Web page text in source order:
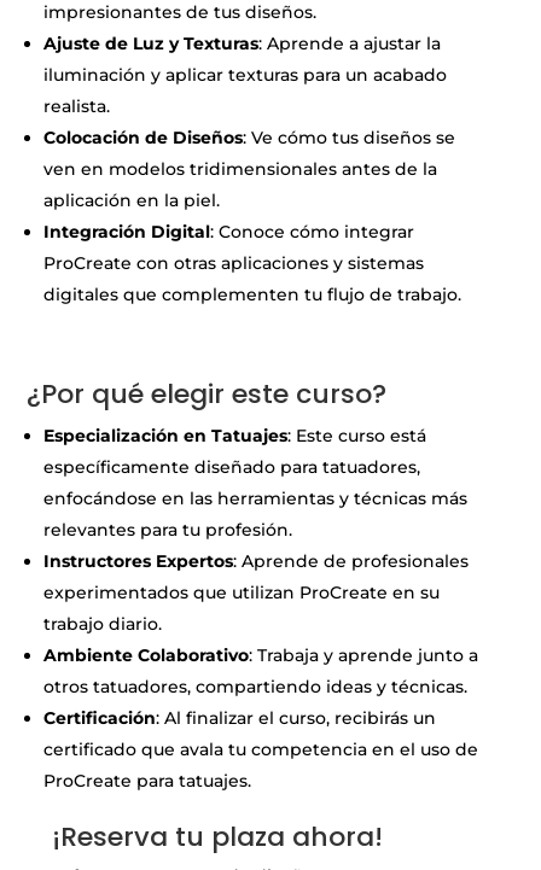
impresionantes de tus diseños.
Ajuste de Luz y Texturas: Aprende a ajustar la
iluminación y aplicar texturas para un acabado
realista.
Colocación de Diseños: Ve cómo tus diseños se
ven en modelos tridimensionales antes de la
aplicación en la piel.
Integración Digital: Conoce cómo integrar
ProCreate con otras aplicaciones y sistemas
digitales que complementen tu flujo de trabajo.
¿Por qué elegir este curso?
Especialización en Tatuajes: Este curso está
específicamente diseñado para tatuadores,
enfocándose en las herramientas y técnicas más
relevantes para tu profesión.
Instructores Expertos: Aprende de profesionales
experimentados que utilizan ProCreate en su
trabajo diario.
Ambiente Colaborativo: Trabaja y aprende junto a
otros tatuadores, compartiendo ideas y técnicas.
Certificación: Al finalizar el curso, recibirás un
certificado que avala tu competencia en el uso de
ProCreate para tatuajes.
¡Reserva tu plaza ahora!